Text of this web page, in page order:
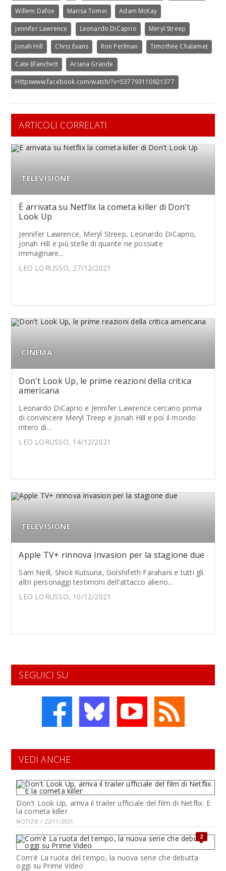
Willem Dafoe Marisa Tomei Adam McKay
Jennifer Lawrence Leonardo DiCaprio Meryl Streep
Jonah Hill Chris Evans Ron Perlman Timothée Chalamet
Cate Blanchett Ariana Grande
Httpswww.facebook.com/watch/?v=537793110921377
ARTICOLI CORRELATI
TELEVISIONE
È arrivata su Netflix la cometa killer di Don't
Look Up
Jennifer Lawrence, Meryl Streep, Leonardo DiCaprio,
Jonah Hill e più stelle di quante ne possiate
immaginare...
LEO LORUSSO, 27/12/2021
CINEMA
Don't Look Up, le prime reazioni della critica
americana
Leonardo DiCaprio e Jennifer Lawrence cercano prima
di convincere Meryl Treep e Jonah Hill e poi il mondo
intero di...
LEO LORUSSO, 14/12/2021
TELEVISIONE
Apple TV+ rinnova Invasion per la stagione due
Sam Neill, Shioli Kutsuna, Golshifeth Farahani e tutti gli
altri personaggi testimoni dell'attacco alieno...
LEO LORUSSO, 10/12/2021
SEGUICI SU
VEDI ANCHE
Don't Look Up, arriva il trailer ufficiale del film di Netflix. E
la cometa killer
NOTIZIE / 22/11/2021
2
Com'è La ruota del tempo, la nuova serie che debutta
oggi su Prime Video